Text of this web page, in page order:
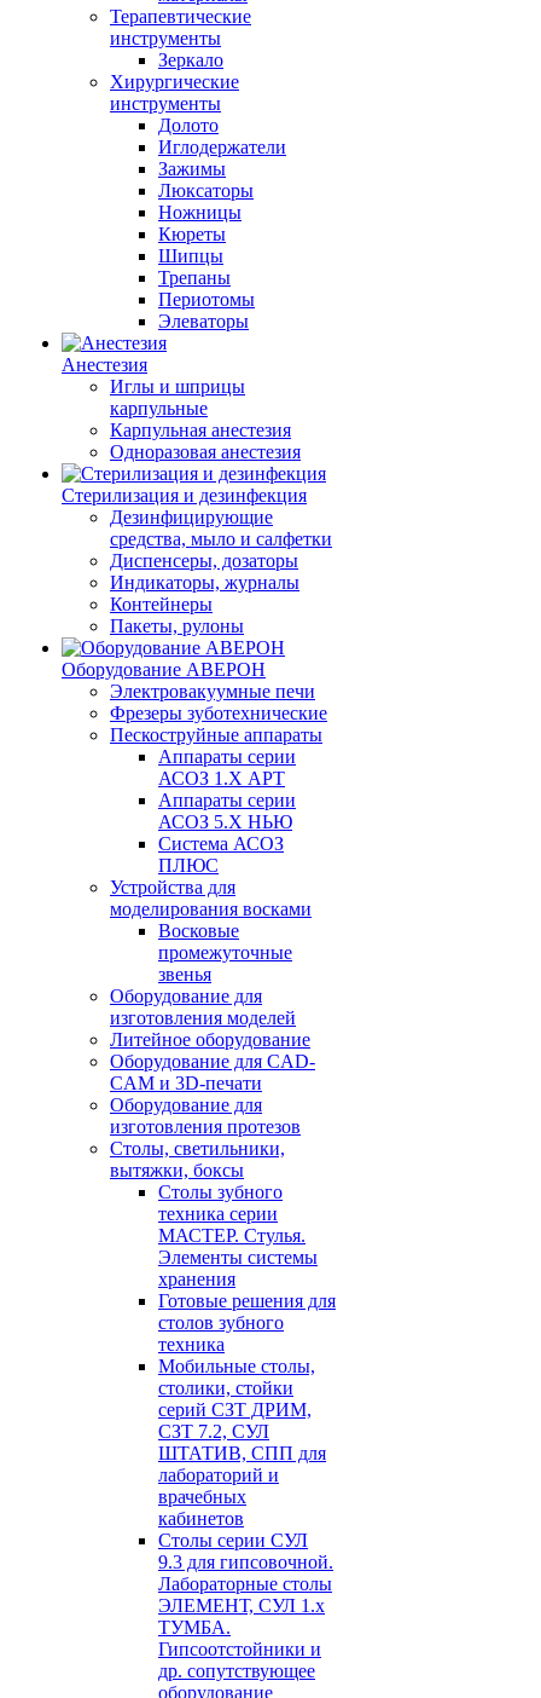
Терапевтические
инструменты
Зеркало
Хирургические
инструменты
Долото
Иглодержатели
Зажимы
Люксаторы
Ножницы
Кюреты
Шипцы
Трепаны
Периотомы
Элеваторы
Анестезия
Иглы и шприцы
карпульные
Карпульная анестезия
Одноразовая анестезия
Стерилизация и дезинфекция
Дезинфицирующие
средства, мыло и салфетки
Диспенсеры, дозаторы
Индикаторы, журналы
Контейнеры
Пакеты, рулоны
Оборудование АВЕРОН
Электровакуумные печи
Фрезеры зуботехнические
Пескоструйные аппараты
Аппараты серии
АСОЗ 1.Х АРТ
Аппараты серии
АСОЗ 5.Х НЬЮ
Система АСОЗ
ПЛЮС
Устройства для
моделирования восками
Восковые
промежуточные
звенья
Оборудование для
изготовления моделей
Литейное оборудование
Оборудование для CAD-
CAM и 3D-печати
Оборудование для
изготовления протезов
Cтолы, светильники,
вытяжки, боксы
Столы зубного
техника серии
МАСТЕР. Стулья.
Элементы системы
хранения
Готовые решения для
столов зубного
техника
Мобильные столы,
столики, стойки
серий СЗТ ДРИМ,
СЗТ 7.2, СУЛ
ШТАТИВ, СПП для
лабораторий и
врачебных
кабинетов
Столы серии СУЛ
9.3 для гипсовочной.
Лабораторные столы
ЭЛЕМЕНТ, СУЛ 1.х
ТУМБА.
Гипсоотстойники и
др. сопутствующее
оборудование